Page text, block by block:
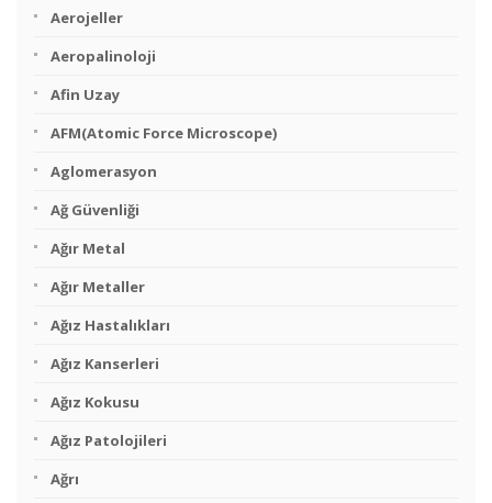
Aerojeller
Aeropalinoloji
Afin Uzay
AFM(Atomic Force Microscope)
Aglomerasyon
Ağ Güvenliği
Ağır Metal
Ağır Metaller
Ağız Hastalıkları
Ağız Kanserleri
Ağız Kokusu
Ağız Patolojileri
Ağrı